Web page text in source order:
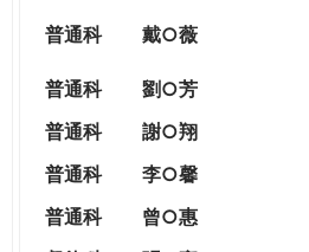
普通科 戴○薇
普通科 劉○芳
普通科
謝○翔
普通科
李○馨
普通科
曾○惠